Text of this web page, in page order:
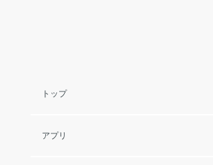
トップ
アプリ